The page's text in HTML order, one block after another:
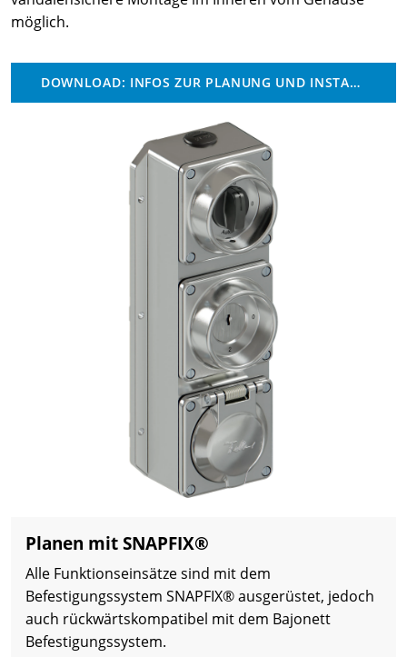
möglich.
DOWNLOAD: INFOS ZUR PLANUNG UND INSTALLATION
Planen mit SNAPFIX®
Alle Funktionseinsätze sind mit dem
Befestigungssystem SNAPFIX® ausgerüstet, jedoch
auch rückwärtskompatibel mit dem Bajonett
Befestigungssystem.